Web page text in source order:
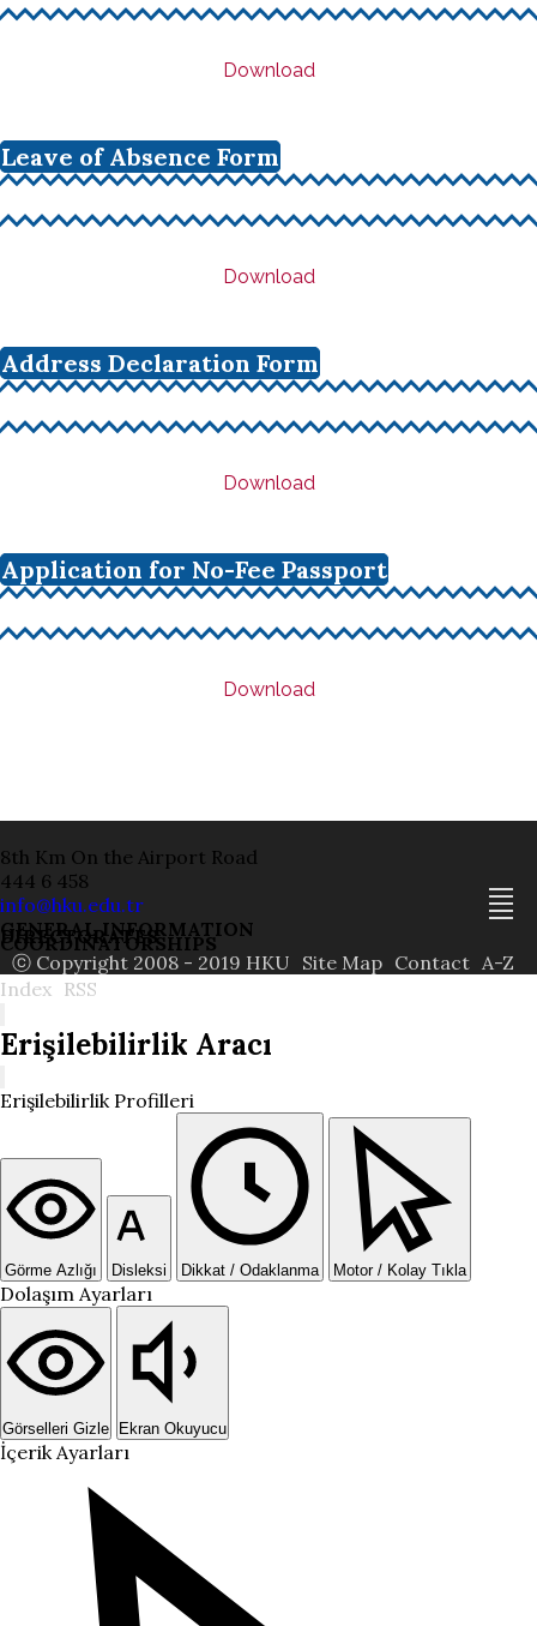
Download
Leave of Absence Form
Download
Address Declaration Form
Download
Application for No-Fee Passport
Download
8th Km On the Airport Road
444 6 458
info@hku.edu.tr
GENERAL INFORMATION
DIRECTORATES
COORDINATORSHIPS
ⓒ Copyright 2008 - 2019 HKU Site Map Contact A-Z
Index RSS
Erişilebilirlik Aracı
Erişilebilirlik Profilleri
Görme Azlığı Disleksi Dikkat / Odaklanma Motor / Kolay Tıkla
Dolaşım Ayarları
Görselleri Gizle Ekran Okuyucu
İçerik Ayarları